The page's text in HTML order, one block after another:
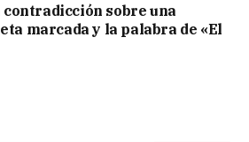
sobre una
marcada y la palabra de «El